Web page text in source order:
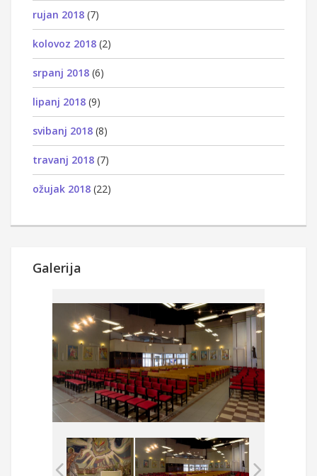
rujan 2018 (7)
kolovoz 2018 (2)
srpanj 2018 (6)
lipanj 2018 (9)
svibanj 2018 (8)
travanj 2018 (7)
ožujak 2018 (22)
Galerija